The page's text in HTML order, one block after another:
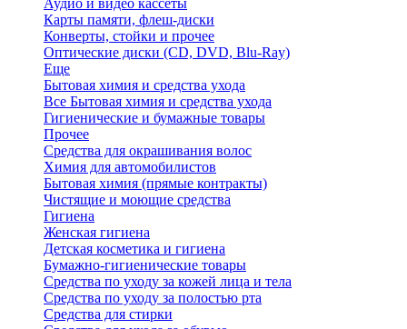
Аудио и видео кассеты
Карты памяти, флеш-диски
Конверты, стойки и прочее
Оптические диски (CD, DVD, Blu-Ray)
Еще
Бытовая химия и средства ухода
Все Бытовая химия и средства ухода
Гигиенические и бумажные товары
Прочее
Средства для окрашивания волос
Химия для автомобилистов
Бытовая химия (прямые контракты)
Чистящие и моющие средства
Гигиена
Женская гигиена
Детская косметика и гигиена
Бумажно-гигиенические товары
Средства по уходу за кожей лица и тела
Средства по уходу за полостью рта
Средства для стирки